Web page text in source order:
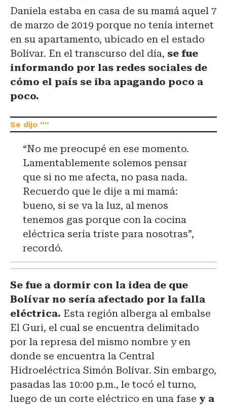
Daniela estaba en casa de su mamá aquel 7
de marzo de 2019 porque no tenía internet
en su apartamento, ubicado en el estado
Bolívar. En el transcurso del día, se fue
informando por las redes sociales de
cómo el país se iba apagando poco a
poco.
“No me preocupé en ese momento.
Lamentablemente solemos pensar
que si no me afecta, no pasa nada.
Recuerdo que le dije a mi mamá:
bueno, si se va la luz, al menos
tenemos gas porque con la cocina
eléctrica sería triste para nosotras”,
recordó.
Se fue a dormir con la idea de que
Bolívar no sería afectado por la falla
eléctrica. Esta región alberga al embalse
El Guri, el cual se encuentra delimitado
por la represa del mismo nombre y en
donde se encuentra la Central
Hidroeléctrica Simón Bolívar. Sin embargo,
pasadas las 10:00 p.m., le tocó el turno,
luego de un corte eléctrico en una fase y a